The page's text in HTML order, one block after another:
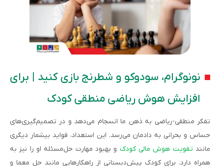
نونوگرام، سودوکو و شطرنج بازی کنید | برای
افزایش هوش ریاضی منطقی کودک
تفکر منطقی-ریاضی به ذهن ما انسجام می‌دهد و در تصمیم‌گیری‌های
حساس و بحرانی به دادمان می‌رسد. این استعداد، فواید بیشمار دیگری
مانند تقویت هوش مالی کودک و بهبود مهارت حل‌مسئله او را نیز به‌
همراه دارد. برای کودک پیش‌دبستانی از راهکارهایی مانند حل معما و